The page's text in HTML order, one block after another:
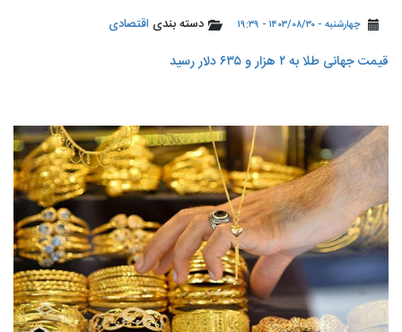
چهارشنبه - ۱۴۰۳/۰۸/۳۰ - ۱۹:۳۹ دسته بندی اقتصادی
قیمت جهانی طلا به ۲ هزار و ۶۳۵ دلار رسید